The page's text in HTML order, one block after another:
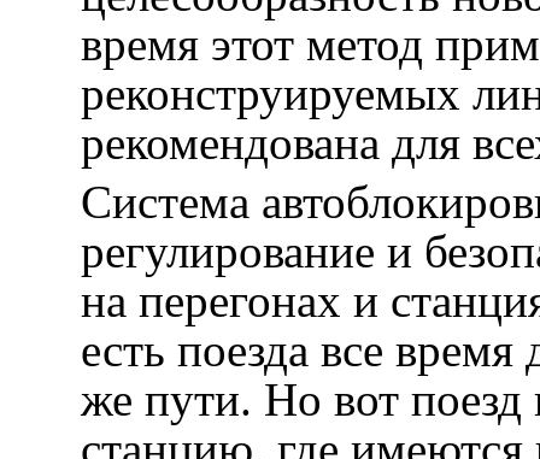
время этот метод
реконструируемых
рекомендована для
Система
регулирование и
на перегонах и
есть поезда все
же пути. Но вот